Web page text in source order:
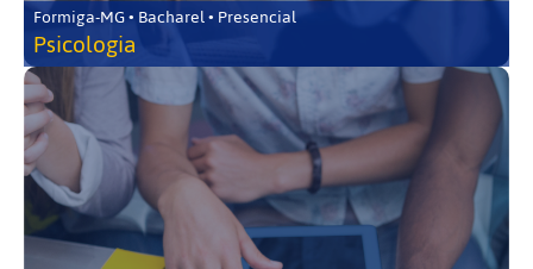
Formiga-MG • Bacharel • Presencial
Psicologia